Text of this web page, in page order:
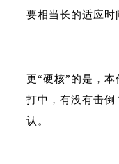
要相当长的适应时
更“硬核”的是，
打中，有没有击倒
认。